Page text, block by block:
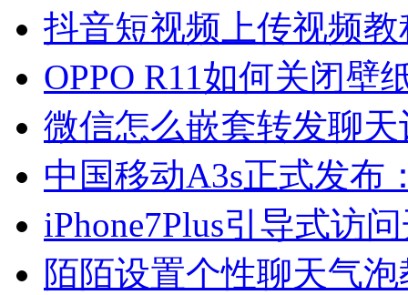
抖音短视频上传视频教
OPPO R11如何关闭壁
微信怎么嵌套转发聊天
中国移动A3s正式发布
iPhone7Plus引导式访
陌陌设置个性聊天气